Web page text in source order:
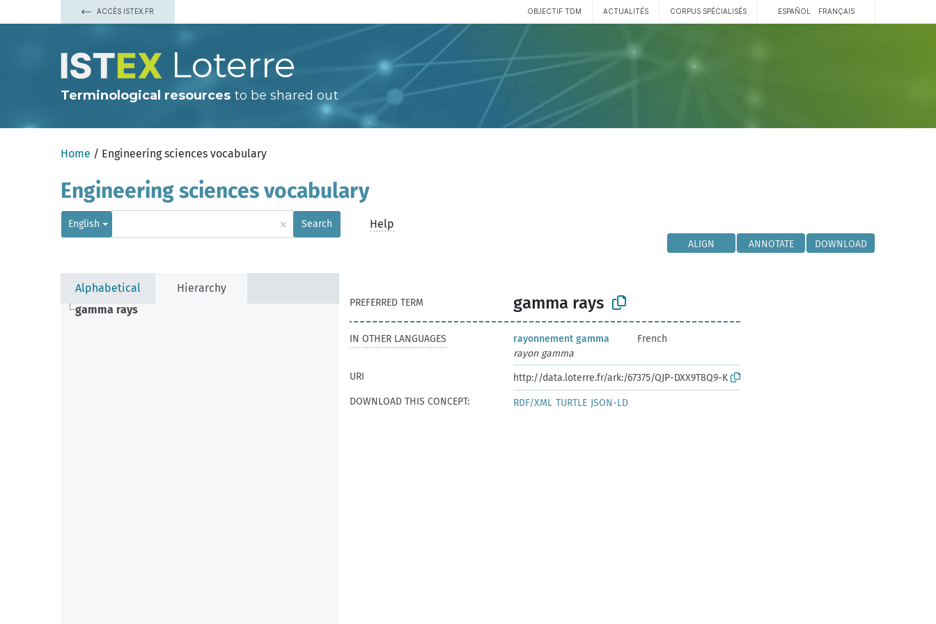
ACCÈS ISTEX.FR OBJECTIF TDM ACTUALITÉS CORPUS SPÉCIALISÉS ESPAÑOL FRANÇAIS
Loterre
Terminological resources to be shared out
Home / Engineering sciences vocabulary
Engineering sciences vocabulary
English × Search Help
ALIGN ANNOTATE DOWNLOAD
Alphabetical
Hierarchy
gamma rays
PREFERRED TERM gamma rays
IN OTHER LANGUAGES rayonnement gamma
French
rayon gamma
URI
http://data.loterre.fr/ark:/67375/QJP-DXX9T8Q9-K
DOWNLOAD THIS CONCEPT:
RDF/XML TURTLE JSON-LD